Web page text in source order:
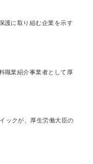
護に取り組む企業を示す
職業紹介事業者として厚
ックが、厚生労働大臣の